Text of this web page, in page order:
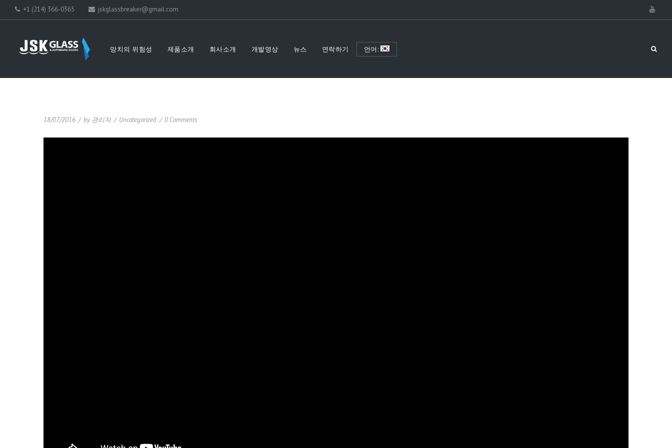
+1 (214) 366-0365 jskglassbreaker@gmail.com
망치의 위험성 제품소개 회사소개 개발영상 뉴스 연락하기 언어:
18/07/2016 / by 관리자 / Uncategorized / 0 Comments